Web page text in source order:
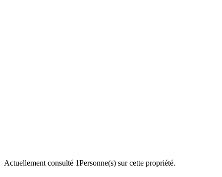
Actuellement consulté 1Personne(s) sur cette propriété.